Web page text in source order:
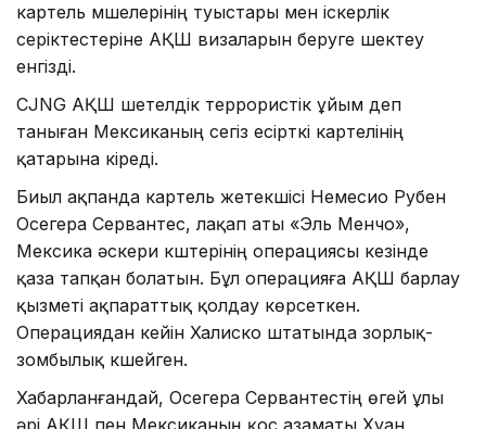
картель мүшелерінің туыстары мен іскерлік
серіктестеріне АҚШ визаларын беруге шектеу
енгізді.
CJNG АҚШ шетелдік террористік ұйым деп
таныған Мексиканың сегіз есірткі картелінің
қатарына кіреді.
Биыл ақпанда картель жетекшісі Немесио Рубен
Осегера Сервантес, лақап аты «Эль Менчо»,
Мексика әскери күштерінің операциясы кезінде
қаза тапқан болатын. Бұл операцияға АҚШ барлау
қызметі ақпараттық қолдау көрсеткен.
Операциядан кейін Халиско штатында зорлық-
зомбылық күшейген.
Хабарланғандай, Осегера Сервантестің өгей ұлы